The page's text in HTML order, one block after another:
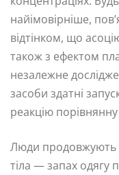
найімовірніше,
відтінком, що
також з ефектом
незалежне
засоби здатні
реакцію
Люди продовжують
тіла — запах одягу